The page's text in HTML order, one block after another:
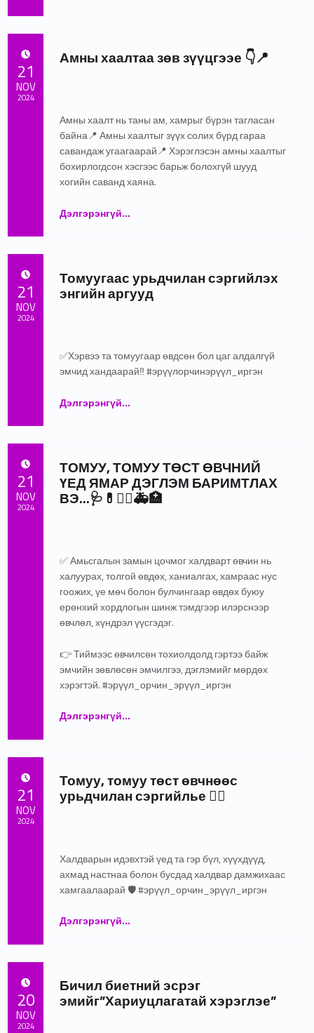
Амны хаалтаа зөв зүүцгээе 👇📍
Амны хаалт нь таны ам, хамрыг бүрэн тагласан
байна📍 Амны хаалтыг зүүх солих бүрд гараа
савандаж угаагаарай📍 Хэрэглэсэн амны хаалтыг
бохирлогдсон хэсгээс барьж болохгүй шууд
хогийн саванд хаяна.
Дэлгэрэнгүй“Амны хаалтаа зөв зүүцгээе 👇📍”
…
POSTED ON:21
NOV
2024
Томуугаас урьдчилан сэргийлэх
энгийн аргууд
✅Хэрвээ та томуугаар өвдсөн бол цаг алдалгүй
эмчид хандаарай‼️ #эрүүлорчинэрүүл_иргэн
Дэлгэрэнгүй…
POSTED ON:21
NOV
2024
ТОМУУ, ТОМУУ ТӨСТ ӨВЧНИЙ
ҮЕД ЯМАР ДЭГЛЭМ БАРИМТЛАХ
ВЭ…🩺💊👩‍⚕️🚑🏥
✅ Амьсгалын замын цочмог халдварт өвчин нь
халуурах, толгой өвдөх, ханиалгах, хамраас нус
гоожих, үе мөч болон булчингаар өвдөх буюу
ерөнхий хордлогын шинж тэмдгээр илэрснээр
өвчлөл, хүндрэл үүсгэдэг.
👉 Тиймээс өвчилсөн тохиолдолд гэртээ байж
эмчийн зөвлөсөн эмчилгээ, дэглэмийг мөрдөх
хэрэгтэй. #эрүүл_орчин_эрүүл_иргэн
Дэлгэрэнгүй“ТОМУУ, ТОМУУ ТӨСТ ӨВЧНИЙ ҮЕД ЯМАР ДЭГЛЭМ БАРИМТЛАХ ВЭ…🩺💊👩‍⚕️🚑🏥”
…
POSTED ON:21
NOV
2024
Томуу, томуу төст өвчнөөс
урьдчилан сэргийлье 👩‍⚕️
Халдварын идэвхтэй үед та гэр бүл, хүүхдүүд,
ахмад настнаа болон бусдад халдвар дамжихаас
хамгаалаарай 🛡 #эрүүл_орчин_эрүүл_иргэн
Дэлгэрэнгүй“Томуу, томуу төст өвчнөөс урьдчилан сэргийлье 👩‍⚕️”
…
POSTED ON:21
NOV
2024
Бичил биетний эсрэг
эмийг”Хариуцлагатай хэрэглэе”
POSTED ON:20
NOV
2024